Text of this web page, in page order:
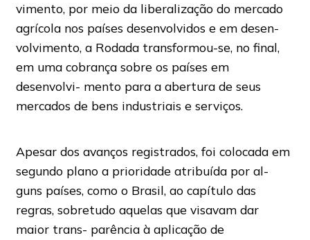
vimento, por meio da liberalização do mercado
agrícola nos países desenvolvidos e em desen-
volvimento, a Rodada transformou-se, no final,
em uma cobrança sobre os países em
desenvolvi- mento para a abertura de seus
mercados de bens industriais e serviços.
Apesar dos avanços registrados, foi colocada em
segundo plano a prioridade atribuída por al-
guns países, como o Brasil, ao capítulo das
regras, sobretudo aquelas que visavam dar
maior trans- parência à aplicação de